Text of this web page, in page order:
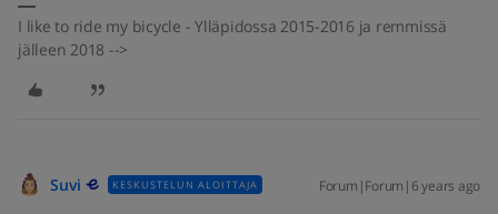
I like to ride my bicycle - Ylläpidossa 2015-2016 ja remmissä
jälleen 2018 -->
Suvi KESKUSTELUN ALOITTAJA Forum|Forum|6 years ago